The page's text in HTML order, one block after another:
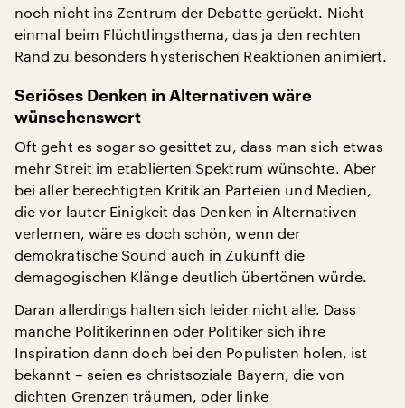
noch nicht ins Zentrum der Debatte gerückt. Nicht
einmal beim Flüchtlingsthema, das ja den rechten
Rand zu besonders hysterischen Reaktionen animiert.
Seriöses Denken in Alternativen wäre
wünschenswert
Oft geht es sogar so gesittet zu, dass man sich etwas
mehr Streit im etablierten Spektrum wünschte. Aber
bei aller berechtigten Kritik an Parteien und Medien,
die vor lauter Einigkeit das Denken in Alternativen
verlernen, wäre es doch schön, wenn der
demokratische Sound auch in Zukunft die
demagogischen Klänge deutlich übertönen würde.
Daran allerdings halten sich leider nicht alle. Dass
manche Politikerinnen oder Politiker sich ihre
Inspiration dann doch bei den Populisten holen, ist
bekannt – seien es christsoziale Bayern, die von
dichten Grenzen träumen, oder linke